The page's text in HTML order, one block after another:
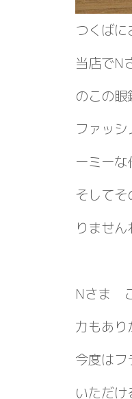
つくば
当店でN
のこの眼
ファッ
ーミーな
そして
りません
Nさま
力もあり
今度は
いただ